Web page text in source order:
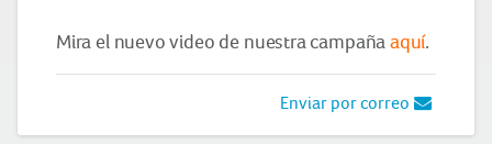
Mira el nuevo video de nuestra campaña aquí.
Enviar por correo